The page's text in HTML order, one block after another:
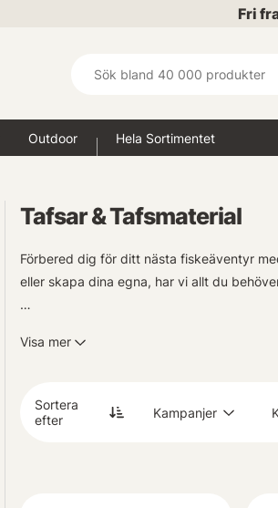
Fri
Outdoor Hela Sortimentet
Tafsar & Tafsmaterial
Förbered dig för ditt nästa fiskeäventyr
eller skapa dina egna, har vi allt du
material som passar alla typer av
kan du lita på oss när det gäller att rusta
Visa mer
Sortera
efter
Kampanjer